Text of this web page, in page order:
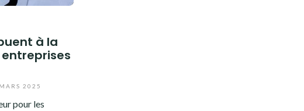
à la
2025
pour les